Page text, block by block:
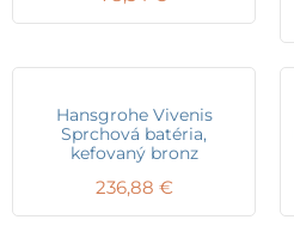
Hansgrohe Vivenis
Sprchová batéria,
kefovaný bronz
236,88 €